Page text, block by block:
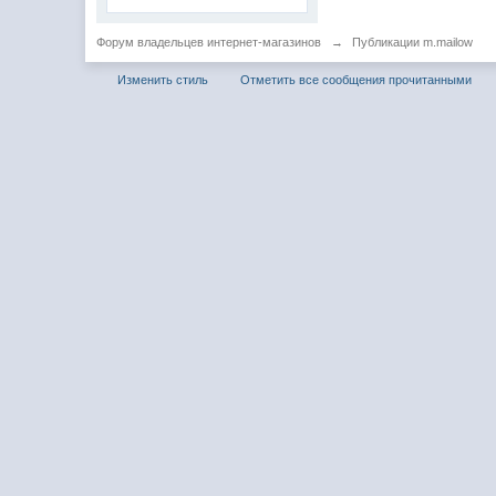
Форум владельцев интернет-магазинов → Публикации m.mailow
Изменить стиль Отметить все сообщения прочитанными